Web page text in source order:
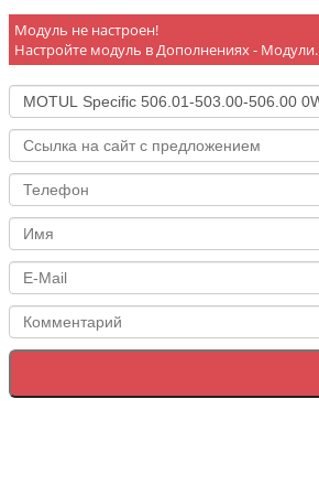
Модуль не настроен!
Настройте модуль в Дополнениях - Модули.